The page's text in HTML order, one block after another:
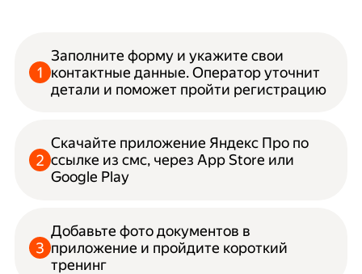
Заполните форму и укажите свои
контактные данные. Оператор уточнит
детали и поможет пройти регистрацию
Скачайте приложение Яндекс Про по
ссылке из смс, через App Store или
Google Play
Добавьте фото документов в
приложение и пройдите короткий
тренинг